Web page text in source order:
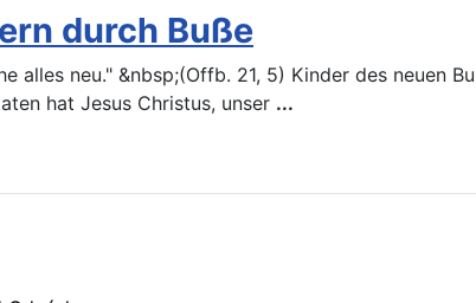
durch Buße
alles neu." &nbsp;(Offb. 21, 5) Kinder des neuen
hat Jesus Christus, unser ...